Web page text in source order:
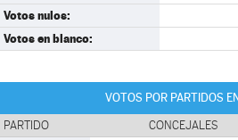
Votos nulos:
Votos en blanco:
VOTOS POR PARTIDOS
PARTIDO CONCEJALES